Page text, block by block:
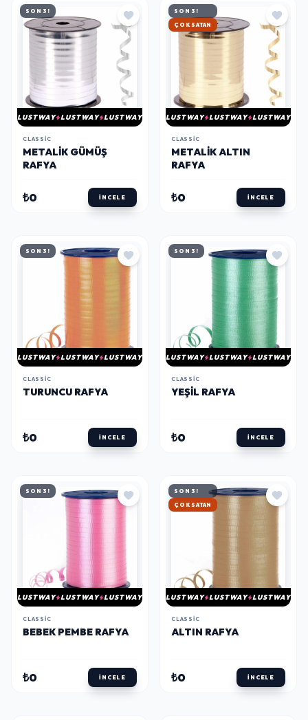
SON 3!
LUSTWAY LUSTWAY LUSTWAY
CLASSIC
METALIK GÜMÜŞ
RAFYA
₺0 İNCELE
SON 3!
HIZLI KARGO
LUSTWAY LUSTWAY LUSTWAY
CLASSIC
METALIK ALTIN
RAFYA
₺0 İNCELE
SON 3!
LUSTWAY LUSTWAY LUSTWAY
CLASSIC
TURUNCU RAFYA
₺0 İNCELE
SON 3!
LUSTWAY LUSTWAY LUSTWAY
CLASSIC
YEŞIL RAFYA
₺0 İNCELE
SON 3!
LUSTWAY LUSTWAY LUSTWAY
CLASSIC
BEBEK PEMBE RAFYA
₺0 İNCELE
SON 3!
HIZLI KARGO
LUSTWAY LUSTWAY LUSTWAY
CLASSIC
ALTIN RAFYA
₺0 İNCELE